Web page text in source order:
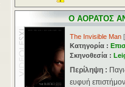
Ο ΑΟΡΑΤΟΣ
The Invisible Man [
Κατηγορία :
Σκηνοθεσία :
Περίληψη :
ευφυή